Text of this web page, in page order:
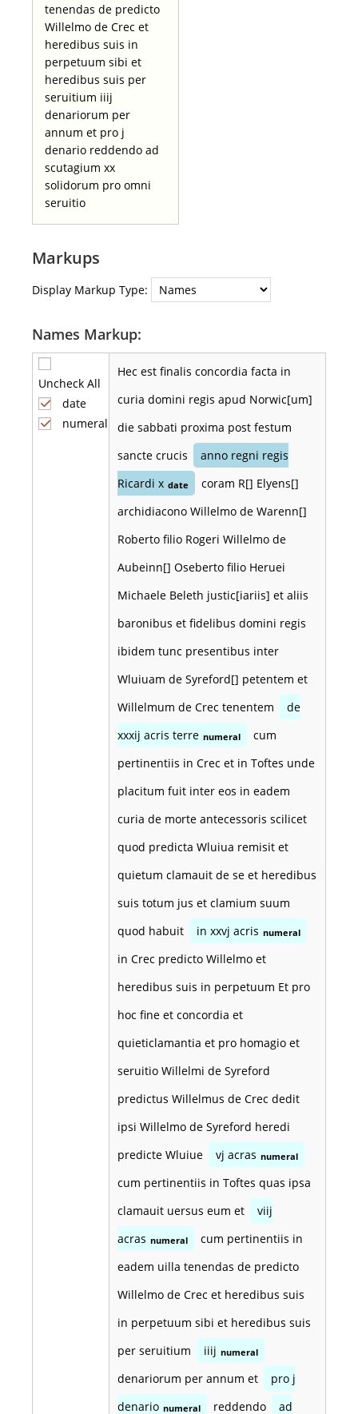
tenendas de predicto
Willelmo de Crec et
heredibus suis in
perpetuum sibi et
heredibus suis per
seruitium iiij
denariorum per
annum et pro j
denario reddendo ad
scutagium xx
solidorum pro omni
seruitio
Markups
Display Markup Type:
Names Markup:
Uncheck All
date
numeral
Hec est finalis concordia facta in
curia domini regis apud Norwic[um]
die sabbati proxima post festum
sancte crucis
anno regni regis
Ricardi x date
coram R[] Elyens[]
archidiacono Willelmo de Warenn[]
Roberto filio Rogeri Willelmo de
Aubeinn[] Oseberto filio Heruei
Michaele Beleth justic[iariis] et aliis
baronibus et fidelibus domini regis
ibidem tunc presentibus inter
Wluiuam de Syreford[] petentem et
Willelmum de Crec tenentem
de
xxxij acris terre numeral
cum
pertinentiis in Crec et in Toftes unde
placitum fuit inter eos in eadem
curia de morte antecessoris scilicet
quod predicta Wluiua remisit et
quietum clamauit de se et heredibus
suis totum jus et clamium suum
quod habuit
in xxvj acris numeral
in Crec predicto Willelmo et
heredibus suis in perpetuum Et pro
hoc fine et concordia et
quieticlamantia et pro homagio et
seruitio Willelmi de Syreford
predictus Willelmus de Crec dedit
ipsi Willelmo de Syreford heredi
predicte Wluiue
vj acras numeral
cum pertinentiis in Toftes quas ipsa
clamauit uersus eum et
viij
acras numeral
cum pertinentiis in
eadem uilla tenendas de predicto
Willelmo de Crec et heredibus suis
in perpetuum sibi et heredibus suis
per seruitium
iiij numeral
denariorum per annum et
pro j
denario numeral reddendo ad